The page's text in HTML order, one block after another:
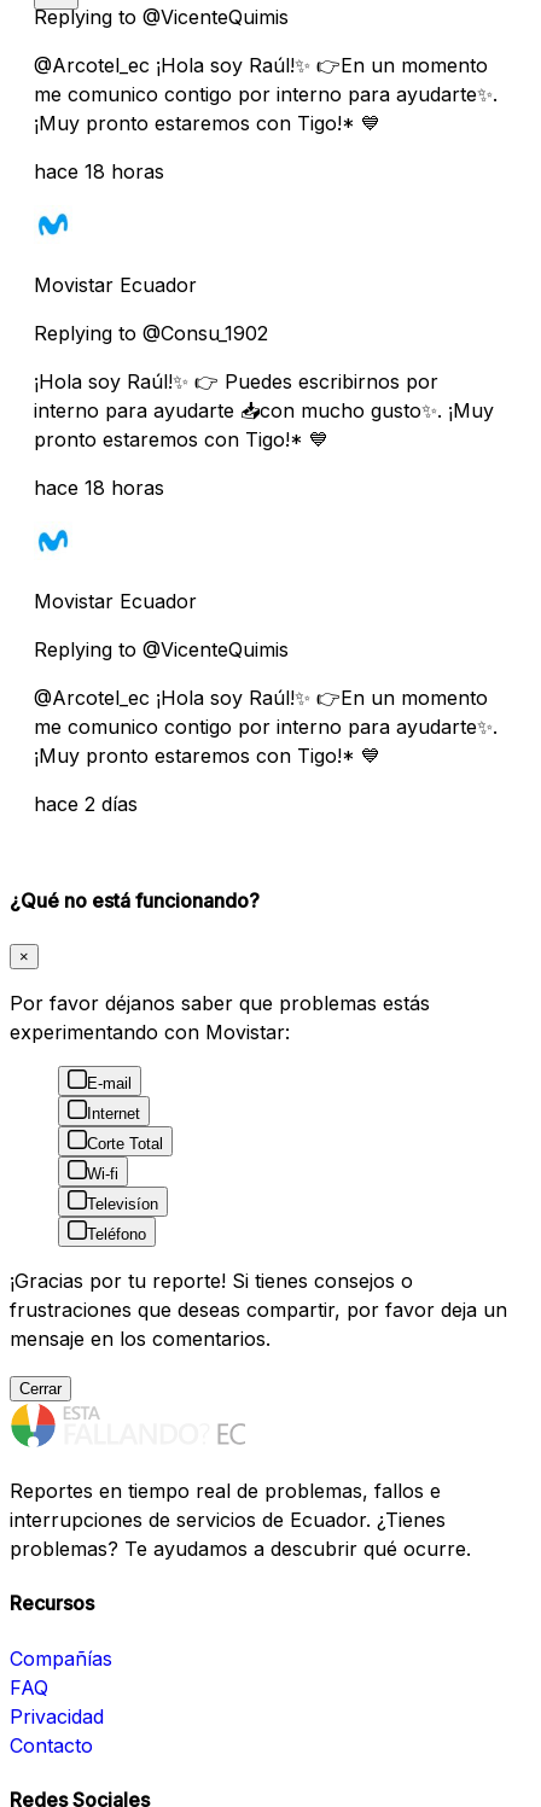
Replying to @VicenteQuimis
@Arcotel_ec ¡Hola soy Raúl!✨ 👉En un momento
me comunico contigo por interno para ayudarte✨.
¡Muy pronto estaremos con Tigo!* 💙
hace 18 horas
Movistar Ecuador
Replying to @Consu_1902
¡Hola soy Raúl!✨ 👉 Puedes escribirnos por
interno para ayudarte 📥con mucho gusto✨. ¡Muy
pronto estaremos con Tigo!* 💙
hace 18 horas
Movistar Ecuador
Replying to @VicenteQuimis
@Arcotel_ec ¡Hola soy Raúl!✨ 👉En un momento
me comunico contigo por interno para ayudarte✨.
¡Muy pronto estaremos con Tigo!* 💙
hace 2 días
¿Qué no está funcionando?
×
Por favor déjanos saber que problemas estás
experimentando con Movistar:
E-mail
Internet
Corte Total
Wi-fi
Televisíon
Teléfono
¡Gracias por tu reporte! Si tienes consejos o
frustraciones que deseas compartir, por favor deja un
mensaje en los comentarios.
Cerrar
Reportes en tiempo real de problemas, fallos e
interrupciones de servicios de Ecuador. ¿Tienes
problemas? Te ayudamos a descubrir qué ocurre.
Recursos
Compañías
FAQ
Privacidad
Contacto
Redes Sociales